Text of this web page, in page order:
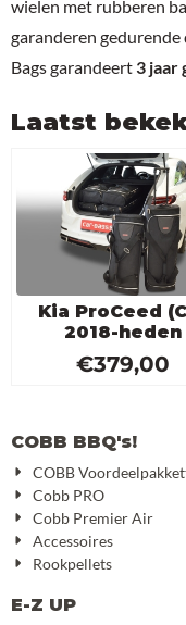
wielen met rubberen
garanderen gedurende
Bags garandeert 3 jaar
Laatst
Kia ProCeed
2018-heden
€379,00
COBB BBQ's!
COBB
Cobb PRO
Cobb Premier Air
Accessoires
Rookpellets
E-Z UP